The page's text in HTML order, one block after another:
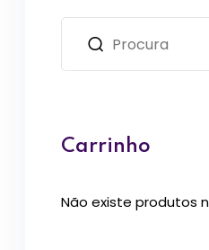
Carrinho
Não existe produtos